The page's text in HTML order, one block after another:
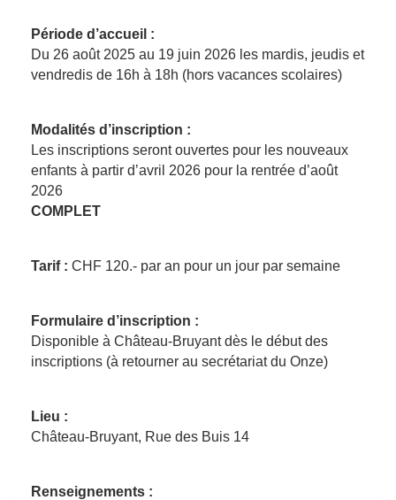
Période d’accueil :
Du 26 août 2025 au 19 juin 2026 les mardis, jeudis et
vendredis de 16h à 18h (hors vacances scolaires)
Modalités d’inscription :
Les inscriptions seront ouvertes pour les nouveaux
enfants à partir d’avril 2026 pour la rentrée d’août
2026
COMPLET
Tarif : CHF 120.- par an pour un jour par semaine
Formulaire d’inscription :
Disponible à Château-Bruyant dès le début des
inscriptions (à retourner au secrétariat du Onze)
Lieu :
Château-Bruyant, Rue des Buis 14
Renseignements :